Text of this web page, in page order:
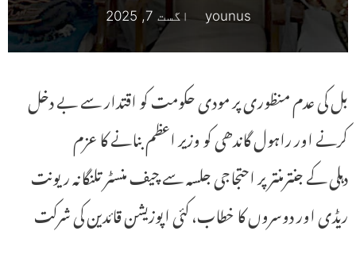
younus اگست 7, 2025
بل کی عدم منظوری پر مودی حکومت کو اقتدار سے بے دخل
کرنے اور راہول گاندھی کو وزیر اعظم بنانے کا عزم
دہلی کے جنترمنتر پر احتجاجی جلسہ سے چیف منسٹر تلنگانہ ریونت
ریڈی اور دوسروں کا خطاب، کئی اپوزیشن قائدین کی شرکت